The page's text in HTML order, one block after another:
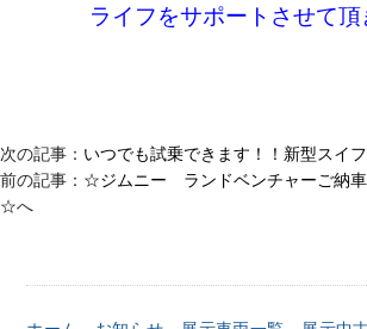
ライフをサポートさせて頂
次の記事： いつでも試乗できます！！新型スイ
前の記事： ☆ジムニー ランドベンチャーご納車
☆へ